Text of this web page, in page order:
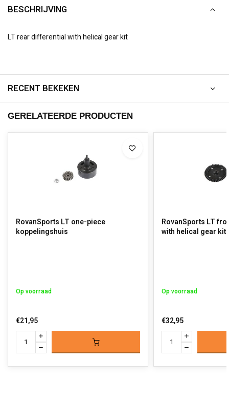
BESCHRIJVING
LT rear differential with helical gear kit
RECENT BEKEKEN
GERELATEERDE PRODUCTEN
RovanSports LT one-piece
koppelingshuis
Op voorraad
€21,95
RovanSports LT
with helical gear kit
Op voorraad
€32,95